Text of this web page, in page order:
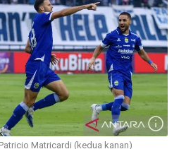
Matricardi (kedua kanan)